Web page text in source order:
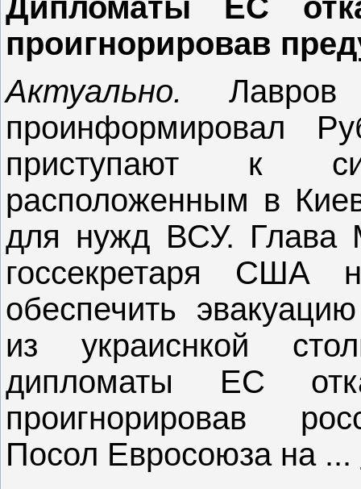
проигнорировав
Актуально. Лавров
проинформировал
приступают к
расположенным в
для нужд ВСУ. Глава
госсекретаря США
обеспечить
из украиснкой
дипломаты ЕС
проигнорировав
Посол Евросоюза на ...